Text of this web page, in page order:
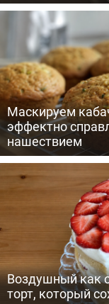
Маскируем
эффектно
нашествием
Воздушный как
торт, который